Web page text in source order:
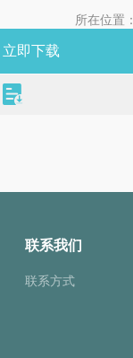
所在位置：
立即下载
联系我们
联系方式